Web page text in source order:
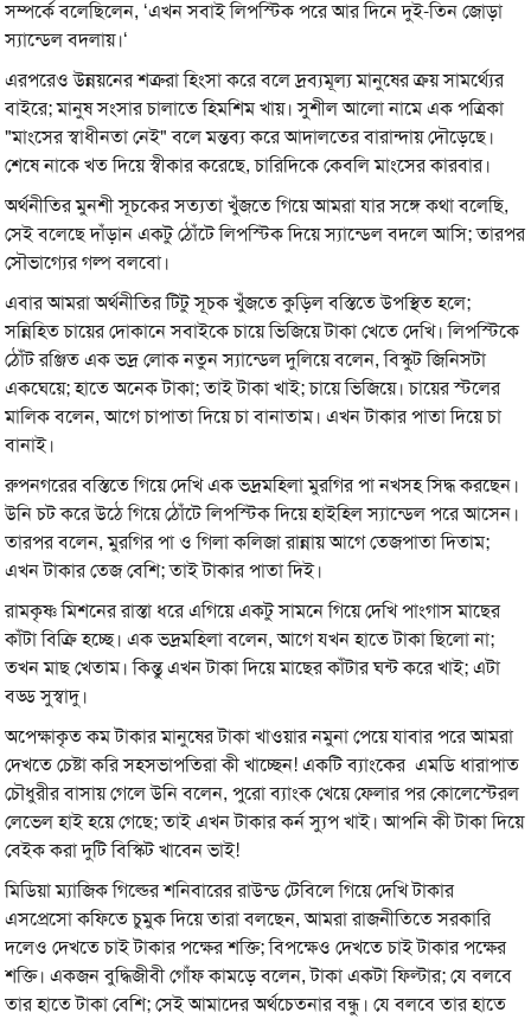
সম্পর্কে বলেছিলেন, ‘এখন সবাই লিপস্টিক পরে আর দিনে দুই-তিন জোড়া
স্যান্ডেল বদলায়।‘
এরপরেও উন্নয়নের শত্রুরা হিংসা করে বলে দ্রব্যমূল্য মানুষের ক্রয় সামর্থ্যের
বাইরে; মানুষ সংসার চালাতে হিমশিম খায়। সুশীল আলো নামে এক পত্রিকা
"মাংসের স্বাধীনতা নেই" বলে মন্তব্য করে আদালতের বারান্দায় দৌড়েছে।
শেষে নাকে খত দিয়ে স্বীকার করেছে, চারিদিকে কেবলি মাংসের কারবার।
অর্থনীতির মুনশী সূচকের সত্যতা খুঁজতে গিয়ে আমরা যার সঙ্গে কথা বলেছি,
সেই বলেছে দাঁড়ান একটু ঠোঁটে লিপস্টিক দিয়ে স্যান্ডেল বদলে আসি; তারপর
সৌভাগ্যের গল্প বলবো।
এবার আমরা অর্থনীতির টিটু সূচক খুঁজতে কুড়িল বস্তিতে উপস্থিত হলে;
সন্নিহিত চায়ের দোকানে সবাইকে চায়ে ভিজিয়ে টাকা খেতে দেখি। লিপস্টিকে
ঠোঁট রঞ্জিত এক ভদ্র লোক নতুন স্যান্ডেল দুলিয়ে বলেন, বিস্কুট জিনিসটা
একঘেয়ে; হাতে অনেক টাকা; তাই টাকা খাই; চায়ে ভিজিয়ে। চায়ের স্টলের
মালিক বলেন, আগে চাপাতা দিয়ে চা বানাতাম। এখন টাকার পাতা দিয়ে চা
বানাই।
রুপনগরের বস্তিতে গিয়ে দেখি এক ভদ্রমহিলা মুরগির পা নখসহ সিদ্ধ করছেন।
উনি চট করে উঠে গিয়ে ঠোঁটে লিপস্টিক দিয়ে হাইহিল স্যান্ডেল পরে আসেন।
তারপর বলেন, মুরগির পা ও গিলা কলিজা রান্নায় আগে তেজপাতা দিতাম;
এখন টাকার তেজ বেশি; তাই টাকার পাতা দিই।
রামকৃষ্ণ মিশনের রাস্তা ধরে এগিয়ে একটু সামনে গিয়ে দেখি পাংগাস মাছের
কাঁটা বিক্রি হচ্ছে। এক ভদ্রমহিলা বলেন, আগে যখন হাতে টাকা ছিলো না;
তখন মাছ খেতাম। কিন্তু এখন টাকা দিয়ে মাছের কাঁটার ঘন্ট করে খাই; এটা
বড্ড সুস্বাদু।
অপেক্ষাকৃত কম টাকার মানুষের টাকা খাওয়ার নমুনা পেয়ে যাবার পরে আমরা
দেখতে চেষ্টা করি সহসভাপতিরা কী খাচ্ছেন! একটি ব্যাংকের এমডি ধারাপাত
চৌধুরীর বাসায় গেলে উনি বলেন, পুরো ব্যাংক খেয়ে ফেলার পর কোলেস্টেরল
লেভেল হাই হয়ে গেছে; তাই এখন টাকার কর্ন স্যুপ খাই। আপনি কী টাকা দিয়ে
বেইক করা দুটি বিস্কিট খাবেন ভাই!
মিডিয়া ম্যাজিক গিল্ডের শনিবারের রাউন্ড টেবিলে গিয়ে দেখি টাকার
এসপ্রেসো কফিতে চুমুক দিয়ে তারা বলছেন, আমরা রাজনীতিতে সরকারি
দলেও দেখতে চাই টাকার পক্ষের শক্তি; বিপক্ষেও দেখতে চাই টাকার পক্ষের
শক্তি। একজন বুদ্ধিজীবী গোঁফ কামড়ে বলেন, টাকা একটা ফিল্টার; যে বলবে
তার হাতে টাকা বেশি; সেই আমাদের অর্থচেতনার বন্ধু। যে বলবে তার হাতে